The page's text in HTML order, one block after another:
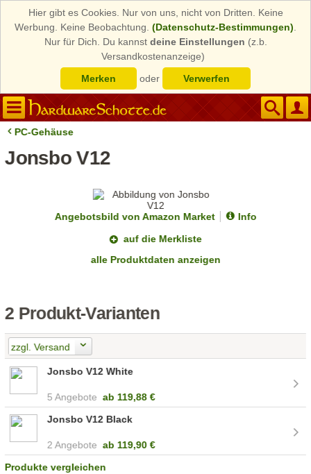
Hier gibt es Cookies. Nur von uns, nicht von Dritten. Keine
Werbung. Keine Beobachtung. (Datenschutz-Bestimmungen)
Nur für Dich. Du kannst deine Einstellungen (z.b.
Versandkostenanzeige)
Merken
oder Verwerfen
PC-Gehäuse
Jonsbo V12
Angebotsbild von Amazon Market
Info
auf die Merkliste
alle Produktdaten anzeigen
2 Produkt-Varianten
zzgl. Versand
Jonsbo V12 White
5 Angebote ab 119,88 €
Jonsbo V12 Black
2 Angebote ab 119,90 €
Produkte vergleichen